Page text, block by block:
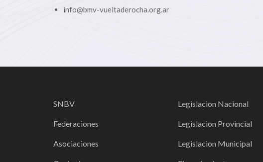
info@bmv-vueltaderocha.org.ar
SNBV
Federaciones
Asociaciones
Legislacion Nacional
Legislacion Provincial
Legislacion Municipal